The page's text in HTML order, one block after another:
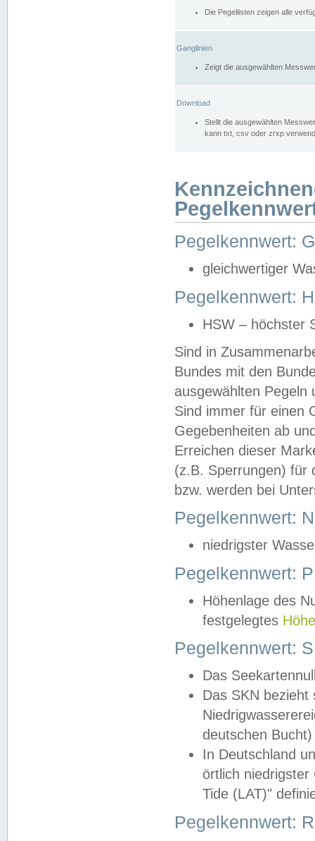
Die Pegellisten zeigen alle
Ganglinien
Zeigt die ausgewählten
Download
Stellt die ausgewählten
kann txt, csv oder zrxp
Pegelkennwert:
gleichwertiger
Pegelkennwert:
HSW – höchster
Sind in
Bundes mit den
ausgewählten
Sind immer für einen
Gegebenheiten ab
Erreichen dieser
(z.B. Sperrungen) für
bzw. werden bei
Pegelkennwert:
niedrigster
Pegelkennwert:
Höhenlage des
festgelegtes
Pegelkennwert:
Das
Das SKN
deutschen
In Deutschland
örtlich
Tide (LAT)"
Pegelkennwert: